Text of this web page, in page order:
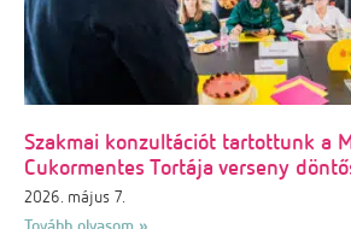
Szakmai konzultációt tartottunk a
Cukormentes Tortája verseny
2026. május 7.
Tovább olvasom »